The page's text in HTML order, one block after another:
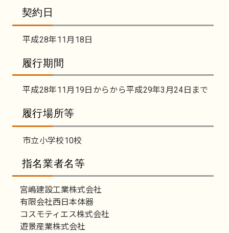
契約日
平成28年11月18日
履行期間
平成28年11月19日からから平成29年3月24日まで
履行場所等
市立小学校10校
指名業者名等
宮嶋建設工業株式会社
有限会社西日本体器
コスモティエス株式会社
遊景産業株式会社